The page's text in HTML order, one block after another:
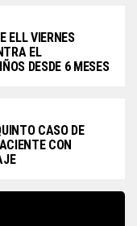
ELL VIERNES
EL
DESDE 6 MESES
CASO DE
CON